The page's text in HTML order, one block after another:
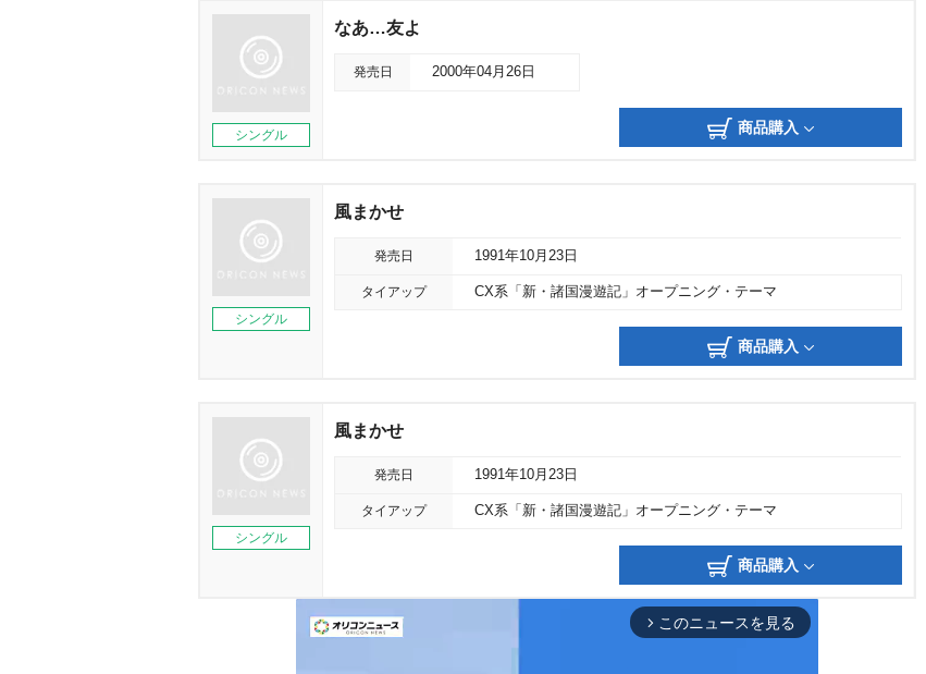
シングル
なあ…友よ
発売日 2000年04月26日
商品購入
シングル
風まかせ
発売日 1991年10月23日
タイアップ CX系「新・諸国漫遊記」オープニング・テーマ
商品購入
シングル
風まかせ
発売日 1991年10月23日
タイアップ CX系「新・諸国漫遊記」オープニング・テーマ
商品購入
arrow_forward_ios このニュースを見る